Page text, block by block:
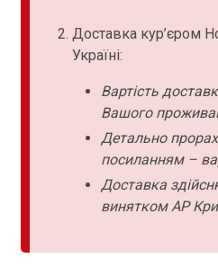
Доставка кур’єром
Україні:
Вартість
Вашого
Детально
посиланням –
Доставка
винятком АР